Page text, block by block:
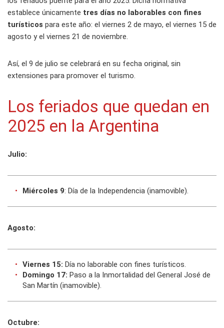
establece únicamente tres días no laborables con fines
turísticos para este año: el viernes 2 de mayo, el viernes 15 de
agosto y el viernes 21 de noviembre.
Así, el 9 de julio se celebrará en su fecha original, sin
extensiones para promover el turismo.
Los feriados que quedan en
2025 en la Argentina
Julio:
Miércoles 9: Día de la Independencia (inamovible).
Agosto:
Viernes 15: Día no laborable con fines turísticos.
Domingo 17: Paso a la Inmortalidad del General José de
San Martín (inamovible).
Octubre: